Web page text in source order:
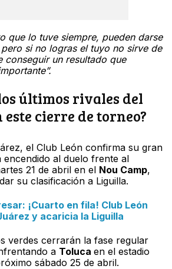
que lo tuve siempre, pueden darse
si no logras el tuyo no sirve de
conseguir un resultado que
últimos rivales del
este cierre de torneo?
el Club León confirma su gran
encendido al duelo frente al
21 de abril en el Nou Camp,
su clasificación a Liguilla.
¡Cuarto en fila! Club León
y acaricia la Liguilla
verdes cerrarán la fase regular
a Toluca en el estadio
sábado 25 de abril.